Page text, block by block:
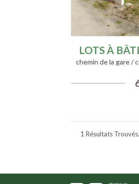
LOTS À
1 Résultats Trouvés.